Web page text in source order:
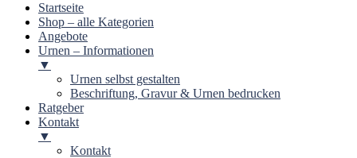
Startseite
Shop – alle Kategorien
Angebote
Urnen – Informationen
▼
Urnen selbst gestalten
Beschriftung, Gravur & Urnen bedrucken
Ratgeber
Kontakt
▼
Kontakt